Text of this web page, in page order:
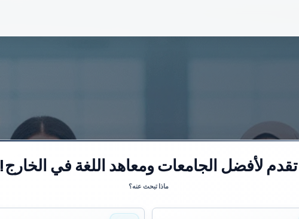
تقدم لأفضل الجامعات ومعاهد اللغة في الخارج!
ماذا تبحث عنه؟